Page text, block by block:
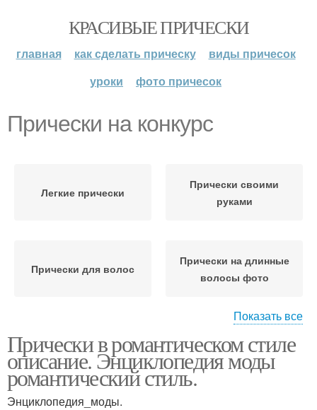
КРАСИВЫЕ ПРИЧЕСКИ
главная как сделать прическу
виды причесок
уроки
фото причесок
Прически на конкурс
Легкие прически
Прически своими
руками
Прически для волос
Прически на длинные
волосы фото
волосы фото
Модные прически
Показать все
Прически в романтическом стиле
описание. Энциклопедия моды
романтический стиль.
Энциклопедия_моды.